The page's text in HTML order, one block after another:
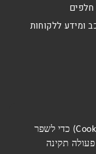
אנו משתמשים בקבצי עוגיות (Cookies) כדי לשפר
תקינה
ומידע ללקוחות